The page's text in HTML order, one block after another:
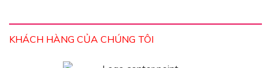
KHÁCH HÀNG CỦA CHÚNG TÔI